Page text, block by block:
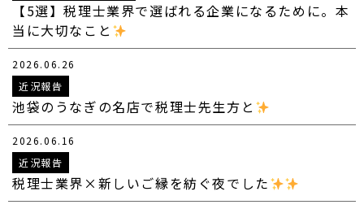
【5選】税理士業界で選ばれる企業になるために。本
当に大切なこと
2026.06.26
近況報告
池袋のうなぎの名店で税理士先生方と
2026.06.16
近況報告
税理士業界×新しいご縁を紡ぐ夜でした